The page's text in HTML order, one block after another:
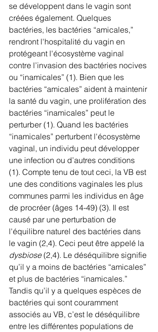
se développent dans le vagin sont
créées également. Quelques
bactéries, les bactéries “amicales,”
rendront l'hospitalité du vagin en
protégeant l'écosystème vaginal
contre l’invasion des bactéries nocives
ou “inamicales” (1). Bien que les
bactéries “amicales” aident à maintenir
la santé du vagin, une prolifération des
bactéries “inamicales” peut le
perturber (1). Quand les bactéries
“inamicales” perturbent l'écosystème
vaginal, un individu peut développer
une infection ou d’autres conditions
(1). Compte tenu de tout ceci, la VB est
une des conditions vaginales les plus
communes parmi les individus en âge
de procréer (âges 14-49) (3). Il est
causé par une perturbation de
l'équilibre naturel des bactéries dans
le vagin (2,4). Ceci peut être appelé la
dysbiose (2,4). Le déséquilibre signifie
qu’il y a moins de bactéries “amicales”
et plus de bactéries “inamicales.”
Tandis qu’il y a quelques espèces de
bactéries qui sont couramment
associés au VB, c’est le déséquilibre
entre les différentes populations de